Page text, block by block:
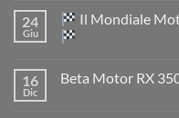
su
TM
EN
2026:
24
Giu
Il Mondiale
su
16
Dic
Beta Motor RX